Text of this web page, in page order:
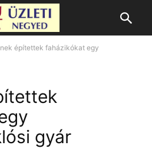
építettek faházikókat egy
gyár